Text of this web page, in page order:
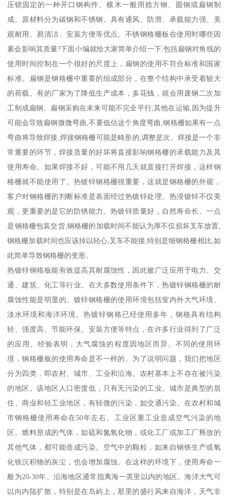
压锁固定的一种开口钢构件。横木一般用捻方钢、圆钢或扁钢制
成。原材料分为碳钢和不锈钢。具有通风、防滑、承载能力强、美
观耐用、易清洁、安装方便等优点。不锈钢格栅板在使用时哪些因
素会影响其质量?下面小编就给大家简单介绍一下:包括扁钢对角线的
使用时间控制在一个很好的尺度上，扁钢的使用不符合标准和国家
标准。扁钢是钢格栅中重要的组成部分，在整个结构中承受着较大
的荷载。有的厂家为了降低生产成本，多花钱，就会用废钢二次加
工制成扁钢。扁钢采购在未来可能不完全平行,其他在运输,因为提升
可能会导致扁钢微微弯曲,不要低估这个角度弯曲,钢格栅如果有一点
弯曲将导致焊接,焊接钢格栅可能是畸形的,调整是次。焊接是一个非
常重要的环节，焊接质量的好坏将直接影响钢格栅的承载能力及其
使用寿命。如果焊接不好，可能不用几天就直接打开焊接，这样钢
格栅就不能使用了。热镀锌钢格栅很重要，这就是钢格栅的外观，
客户对钢格栅的判断标准是表面经过热镀锌处理。热浸镀锌不仅美
观，更重要的是它的防锈能力。热镀锌质量好，自然寿命长。一点
是钢格栅包装交货,钢格栅的加载时间不能认为厚不仅损坏叉车放置,
钢格栅加载时间也应该掉以轻心,叉车不能接,特别是细钢格栅相比,如
此简单导致钢格栅的变形。
热镀锌钢格板能有效提高其耐腐蚀性，因此被广泛应用于电力、交
通、建筑、化工等行业。在大多数使用条件下，热镀锌钢格栅的耐
腐蚀性能是明显的。镀锌钢格栅的使用环境包括室内外大气环境、
淡水环境和海洋环境。热镀锌钢格已经使用多年，钢格具有结构
轻、强度高、节能环保、安装方便等特点，在许多行业得到了广泛
的应用。经验表明，大气腐蚀的程度因地区而异。不同的使用环
境，钢格栅板的使用寿命是不一样的。为了说明问题，我们把地区
分为四类，即农村、城市、工业和沿海。农村基本上不存在被污染
的地区。该地区人口密度低，只有无污染的工业。城市是典型的居
住、商业和轻工业地区，有轻微的污染，如交通污染。在农村和城
市钢格栅使用寿命在50年左右。工业区重工业造成空气污染的地
区。燃料形成的气体，如硫和氮氧化物，或化工厂或加工厂释放的
其他气体，都可能造成污染。空气中的颗粒，如来自钢铁生产或氧
化铁沉积物的灰尘，也会增加腐蚀。在这样的环境下，使用寿命一
般为20-30年。沿海地区通常指离海一英里以内的地区。海洋大气可
以向内陆扩散，特别是在岛屿上，那里的盛行风来自海洋，天气非